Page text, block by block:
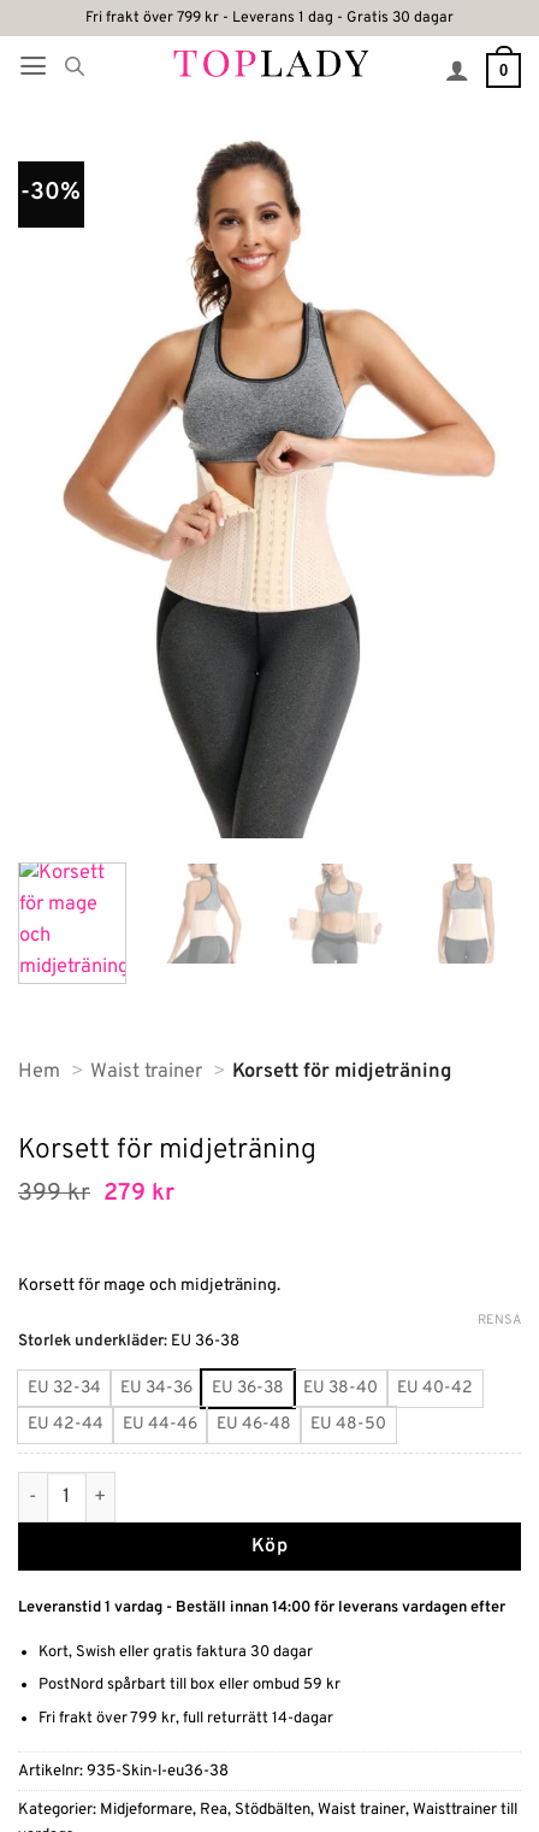
content
Fri frakt över 799 kr - Leverans 1 dag - Gratis 30 dagar
0
-30%
Hem Waist trainer Korsett för midjeträning
Korsett för midjeträning
399kr Det
399 kr.
279 krDet
279 kr.
Korsett för mage och midjeträning.
Storlek underkläder: EU 36-38
EU 32-34 EU 34-36 EU 36-38 EU 38-40
EU 40-42
EU 42-44
EU 44-46 EU 46-48 EU 48-50
RENSA
Korsett för midjeträning mängd
Köp
Alternative:
Leveranstid 1 vardag - Beställ innan 14:00 för leverans vardagen efter
Kort, Swish eller gratis faktura 30 dagar
PostNord spårbart till box eller ombud 59 kr
Fri frakt över 799 kr, full returrätt 14-dagar
Artikelnr:935-Skin-l-eu36-38
Kategorier: Midjeformare, Rea, Stödbälten,Waist trainer,Waisttrainer till